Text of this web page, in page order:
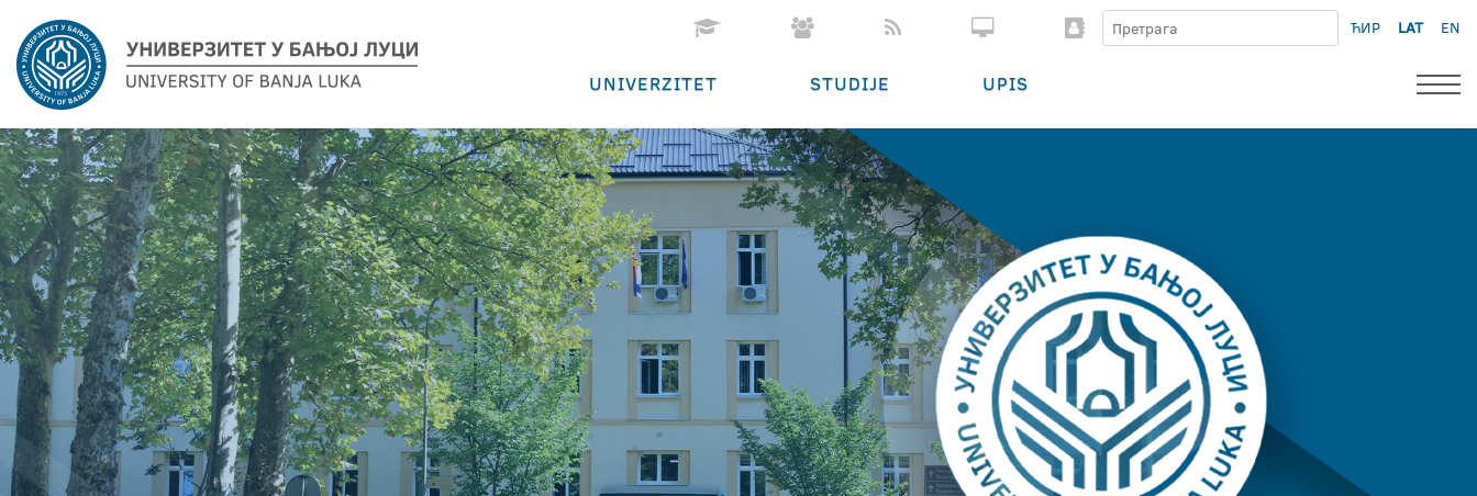
ЋИР LAT EN
UNIVERZITET STUDIJE UPIS